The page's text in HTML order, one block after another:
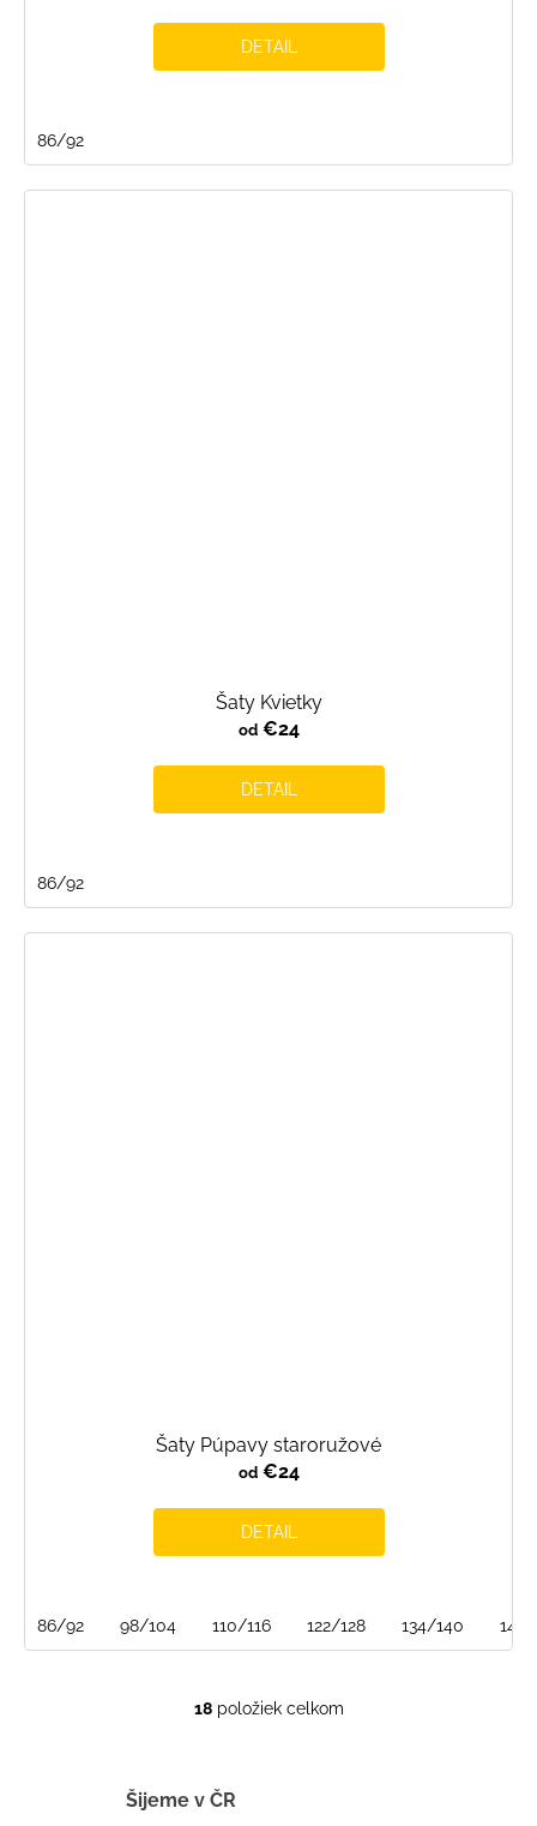
DETAIL
86/92
Šaty Kvietky
od€24
DETAIL
86/92
Šaty Púpavy staroružové
od€24
DETAIL
86/92 98/104 110/116 122/128 134/140 146/
O
18položiek celkom
Šijeme v ČR